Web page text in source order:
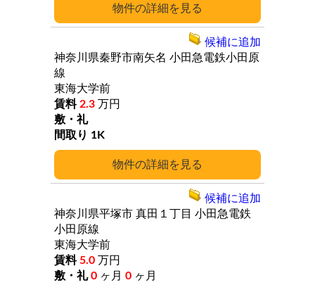
詳細
詳細
神奈川県秦野市南矢名 小田急電鉄小田原
線
東海大学前
2.3 万円
1K
候補に追加
神奈川県平塚市 真田１丁目 小田急電鉄
小田原線
東海大学前
5.0 万円
0 ヶ月 0 ヶ月
候補に追加